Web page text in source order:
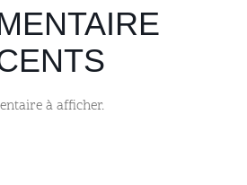
à afficher.